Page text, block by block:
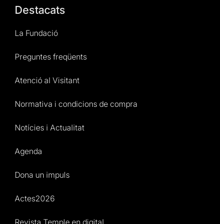
Destacats
La Fundació
Preguntes freqüents
Atenció al Visitant
Normativa i condicions de compra
Notícies i Actualitat
Agenda
Dona un impuls
Actes2026
Revista Temple en digital